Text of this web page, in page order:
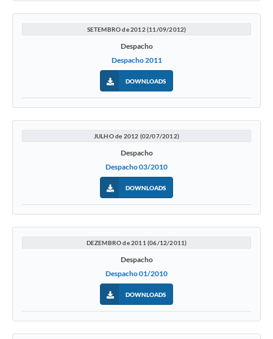
SETEMBRO de 2012 (11/09/2012)
Despacho
Despacho 2011
DOWNLOADS
JULHO de 2012 (02/07/2012)
Despacho
Despacho 03/2010
DOWNLOADS
DEZEMBRO de 2011 (06/12/2011)
Despacho
Despacho 01/2010
DOWNLOADS